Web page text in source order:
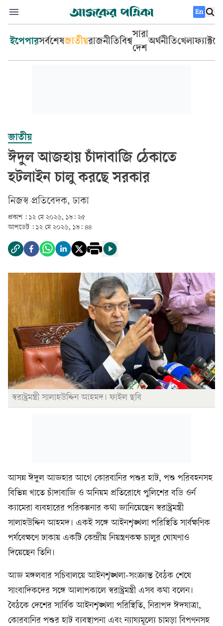
En
ইপেপারসর্বশেষজাতীয়রাজনীতিবিশ্ব
সারা
দেশ
অর্থনীতিখেলা
জাতীয়
ঈদুল আজহায় চাঁদাবাজি ঠেকাতে
হটলাইন চালু করছে সরকার
‎নিজস্ব প্রতিবেদক, ঢাকা‎
প্রকাশ : ১২ মে ২০২৬, ১৮: ২৫
আপডেট : ১২ মে ২০২৬, ১৮: ৪৪
স্বরাষ্ট্রমন্ত্রী সালাহউদ্দিন আহমদ। ফাইল ছবি
আসন্ন ঈদুল আজহার আগে কোরবানির পশুর হাট, পশু পরিবহনসহ
বিভিন্ন খাতে চাঁদাবাজি ও অনিয়ম প্রতিরোধে পুলিশের বডি ওর্ন
ক্যামেরা ব্যবহারের পরিকল্পনার কথা জানিয়েছেন স্বরাষ্ট্রমন্ত্রী
সালাহউদ্দিন আহমদ। একই সঙ্গে আইনশৃঙ্খলা পরিস্থিতি সার্বক্ষণিক
পর্যবেক্ষণে ঢাকায় একটি কেন্দ্রীয় নিয়ন্ত্রণকক্ষ চালুর ঘোষণাও
দিয়েছেন তিনি।
আজ মঙ্গলবার সচিবালয়ে আইনশৃঙ্খলা-সংক্রান্ত বৈঠক শেষে
সাংবাদিকদের সঙ্গে আলাপকালে স্বরাষ্ট্রমন্ত্রী এসব কথা বলেন।
বৈঠকে দেশের সার্বিক আইনশৃঙ্খলা পরিস্থিতি, নিরাপদ ঈদযাত্রা,
কোরবানির পশুর হাট ব্যবস্থাপনা এবং ন্যায্যমূল্যে চামড়া বিপণনসহ